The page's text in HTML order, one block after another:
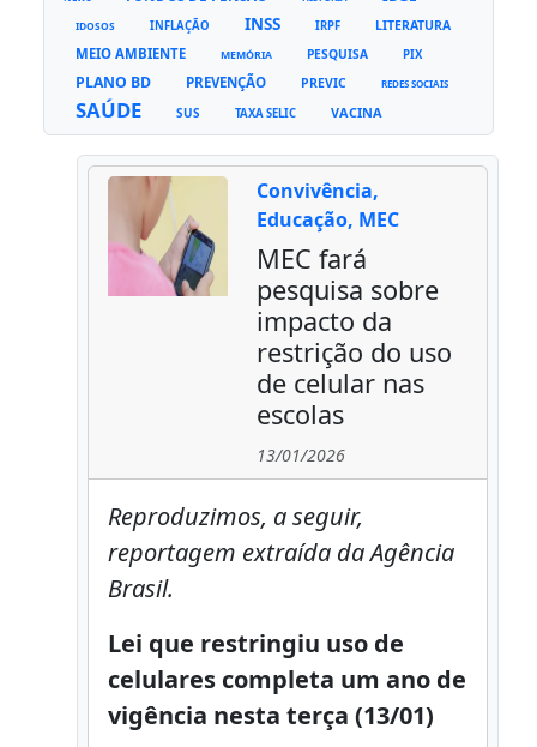
IDOSOS INFLAÇÃO INSS IRPF LITERATURA
MEIO AMBIENTE MEMÓRIA PESQUISA PIX
PLANO BD PREVENÇÃO PREVIC REDES SOCIAIS
SAÚDE SUS TAXA SELIC VACINA
Convivência,
Educação, MEC
MEC fará
pesquisa sobre
impacto da
restrição do uso
de celular nas
escolas
13/01/2026
Reproduzimos, a seguir,
reportagem extraída da Agência
Brasil.
Lei que restringiu uso de
celulares completa um ano de
vigência nesta terça (13/01)